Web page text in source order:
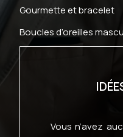
Gourmette et bracelet
Boucles d’oreilles
Vous n’avez